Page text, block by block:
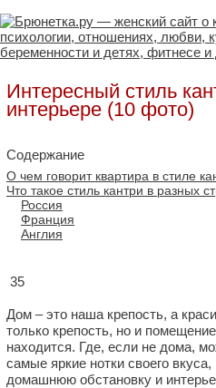
Интересный стиль
интерьере (10 фото)
Содержание
О чем говорит квартира в стиле
Что такое стиль кантри в разных
Россия
Франция
Англия
35
Дом – это наша крепость, а
только крепость, но и
находится. Где, если не дома,
самые яркие нотки своего
домашнюю обстановку и